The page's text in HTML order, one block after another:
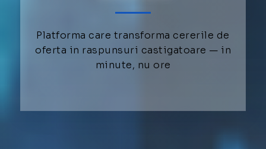
Platforma care transforma cererile de
oferta in raspunsuri castigatoare — in
minute, nu ore